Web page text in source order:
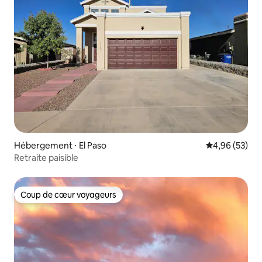
Hébergement ⋅ El Paso Évaluation
4,96 (53)
Retraite paisible
Coup de cœur voyageurs
Coup de cœur voyageurs